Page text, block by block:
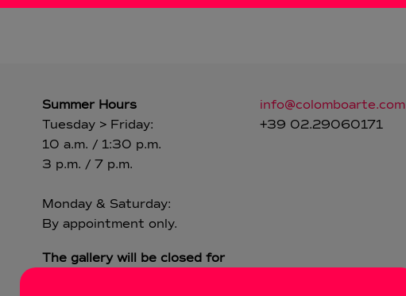
Summer Hours
Tuesday > Friday:
10 a.m. / 1:30 p.m.
3 p.m. / 7 p.m.
Monday & Saturday:
By appointment only.
The gallery will be closed for
info@colomboarte.com
+39 02.29060171